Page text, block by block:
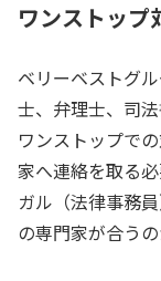
ワンストップ
ベリーベストグ
士、弁理士、司
ワンストップで
家へ連絡を取る
ガル（法律事務
の専門家が合う